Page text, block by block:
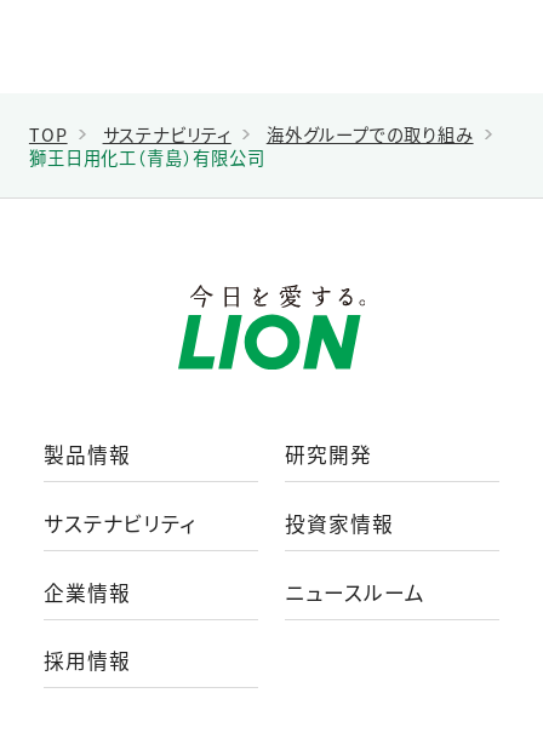
TOP サステナビリティ
海外グループでの取り組み
獅王日用化工（青島）有限公司
製品情報 研究開発
サステナビリティ 投資家情報
企業情報 ニュースルーム
採用情報